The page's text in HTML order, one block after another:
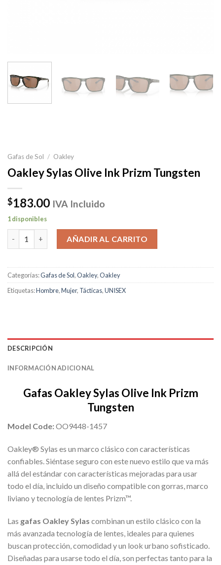
Gafas de Sol / Oakley
Oakley Sylas Olive Ink Prizm Tungsten
$183.00 IVA Incluido
1 disponibles
Oakley Sylas Olive Ink Prizm Tungsten cantidad
AÑADIR AL CARRITO
Categorías:Gafas de Sol,Oakley,Oakley
Etiquetas:Hombre,Mujer, Tácticas,UNISEX
DESCRIPCIÓN
INFORMACIÓN ADICIONAL
Gafas Oakley Sylas Olive Ink Prizm
Tungsten
Model Code:OO9448-1457
Oakley® Sylas es un marco clásico con características
confiables. Siéntase seguro con este nuevo estilo que va más
allá del estándar con características mejoradas para usar
todo el día, incluido un diseño compatible con gorras, marco
liviano y tecnología de lentes Prizm™.
Las gafas Oakley Sylas combinan un estilo clásico con la
más avanzada tecnología de lentes, ideales para quienes
buscan protección, comodidad y un look urbano sofisticado.
Diseñadas para usarse todo el día, son perfectas tanto para la